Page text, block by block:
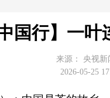
国行】一
来源：
央视新
2026-05-25